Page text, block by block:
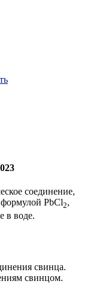
соединение,
PbCl2,
в воде.
свинца.
свинцом.